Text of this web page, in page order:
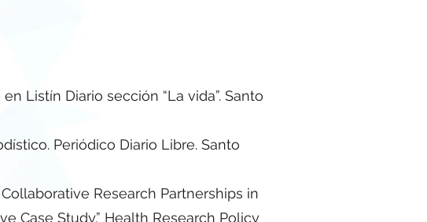
Listín Diario sección “La vida”. Santo
Periódico Diario Libre. Santo
Research Partnerships in
Case Study.” Health Research Policy